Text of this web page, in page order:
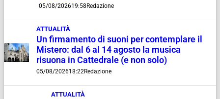
05/08/202619:58 Redazione
ATTUALITÀ
Un firmamento di suoni per contemplare il
Mistero: dal 6 al 14 agosto la musica
risuona in Cattedrale (e non solo)
05/08/202618:22Redazione
ATTUALITÀ